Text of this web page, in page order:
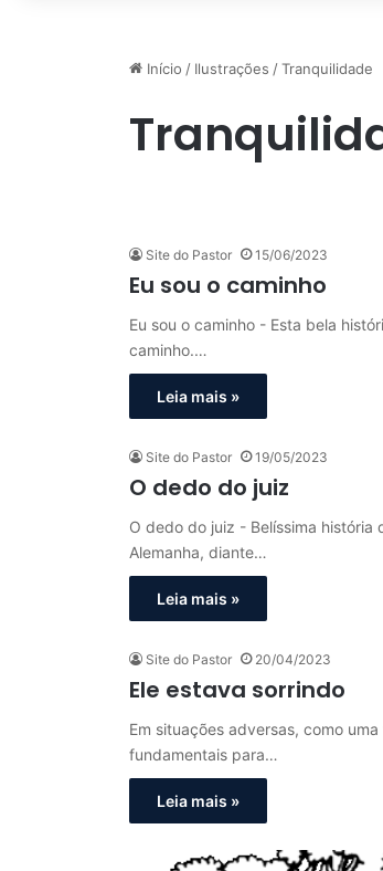
Início / Ilustrações /Tranquilidade
Site do Pastor 15/06/2023
Eu sou o caminho
Eu sou o caminho - Esta bela
caminho.…
Leia mais »
Site do Pastor 19/05/2023
O dedo do juiz
O dedo do juiz - Belíssima história
Alemanha, diante…
Leia mais »
Site do Pastor 20/04/2023
Ele estava sorrindo
Em situações adversas, como
fundamentais para…
Leia mais »